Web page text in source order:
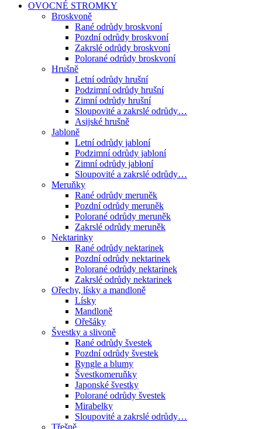
OVOCNÉ STROMKY
Broskvoně
Rané odrůdy broskvoní
Pozdní odrůdy broskvoní
Zakrslé odrůdy broskvoní
Polorané odrůdy broskvoní
Hrušně
Letní odrůdy hrušní
Podzimní odrůdy hrušní
Zimní odrůdy hrušní
Sloupovité a zakrslé odrůdy…
Asijské hrušně
Jabloně
Letní odrůdy jabloní
Podzimní odrůdy jabloní
Zimní odrůdy jabloní
Sloupovité a zakrslé odrůdy…
Meruňky
Rané odrůdy meruněk
Pozdní odrůdy meruněk
Polorané odrůdy meruněk
Zakrslé odrůdy meruněk
Nektarinky
Rané odrůdy nektarinek
Pozdní odrůdy nektarinek
Polorané odrůdy nektarinek
Zakrslé odrůdy nektarinek
Ořechy, lísky a mandloně
Lísky
Mandloně
Ořešáky
Švestky a slivoně
Rané odrůdy švestek
Pozdní odrůdy švestek
Ryngle a blumy
Švestkomeruňky
Japonské švestky
Polorané odrůdy švestek
Mirabelky
Sloupovité a zakrslé odrůdy…
Třešně